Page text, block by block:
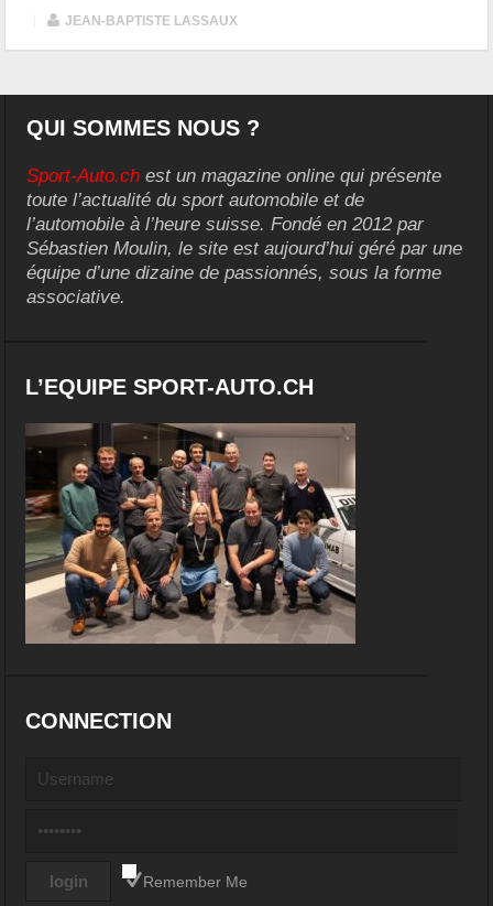
JEAN-BAPTISTE LASSAUX
QUI SOMMES NOUS ?
Sport-Auto.ch est un magazine online qui présente
toute l’actualité du sport automobile et de
l’automobile à l’heure suisse. Fondé en 2012 par
Sébastien Moulin, le site est aujourd’hui géré par une
équipe d’une dizaine de passionnés, sous la forme
associative.
L’EQUIPE SPORT-AUTO.CH
CONNECTION
Remember Me